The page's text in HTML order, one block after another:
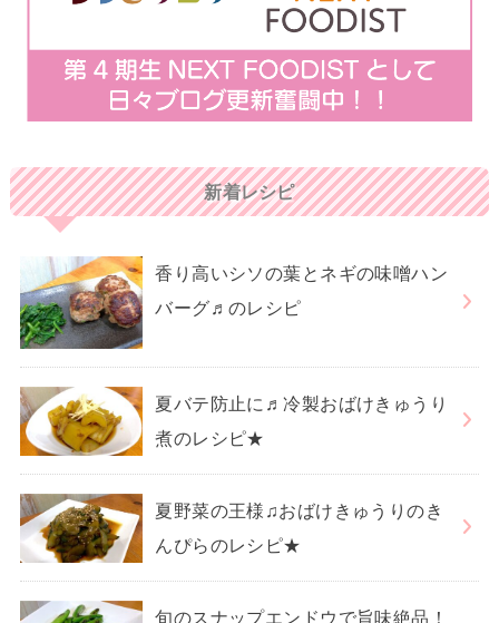
新着レシピ
香り高いシソの葉とネギの味噌ハン
バーグ♬のレシピ
夏バテ防止に♬冷製おばけきゅうり
煮のレシピ★
夏野菜の王様♫おばけきゅうりのき
んぴらのレシピ★
旬のスナップエンドウで旨味絶品！